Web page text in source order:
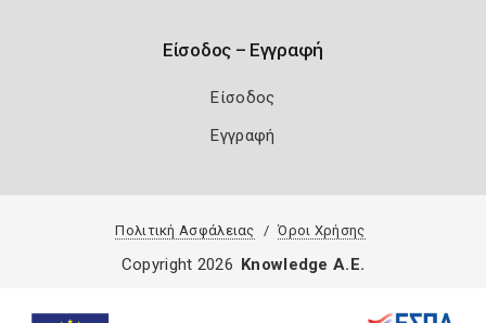
Είσοδος – Εγγραφή
Είσοδος
Εγγραφή
Πολιτική Ασφάλειας Όροι Χρήσης
Copyright 2026 Knowledge A.E.